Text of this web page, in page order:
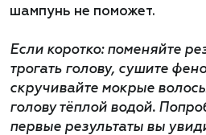
шампунь не поможет.
Если коротко: поменяйте
трогать голову, сушите
скручивайте мокрые
голову тёплой водой.
первые результаты вы